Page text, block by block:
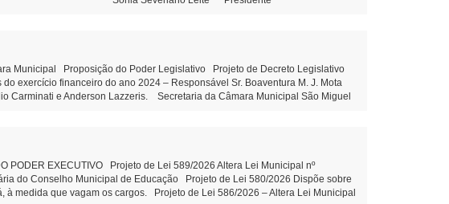
rua coberta Addy Maria Dall’Oglio Cavalca Autor: Vereador Evandro Ghellere
de 2026 Juliane Dandolini Sônia Severiano
Municipal Proposição do Poder Legislativo Projeto de Decreto Legislativo
exercício financeiro do ano 2024 – Responsável Sr. Boaventura M. J. Mota
Carminati e Anderson Lazzeris. Secretaria da Câmara Municipal São Miguel
PODER EXECUTIVO Projeto de Lei 589/2026 Altera Lei Municipal nº
do Conselho Municipal de Educação Projeto de Lei 580/2026 Dispõe sobre
à medida que vagam os cargos. Projeto de Lei 586/2026 – Altera Lei Municipal